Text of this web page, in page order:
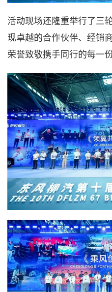
活动现场还隆重举行了三
现卓越的合作伙伴、经销
荣誉致敬携手同行的每一